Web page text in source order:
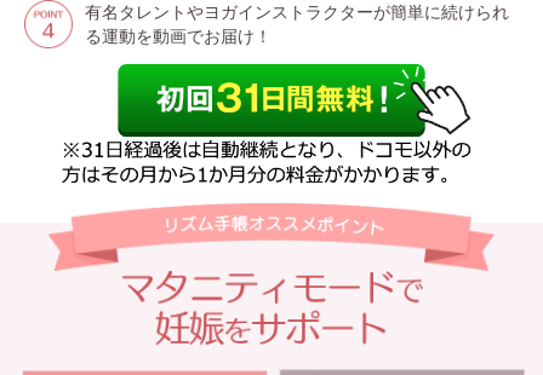
有名タレントやヨガインストラクターが簡単に続けられ
る運動を動画でお届け！